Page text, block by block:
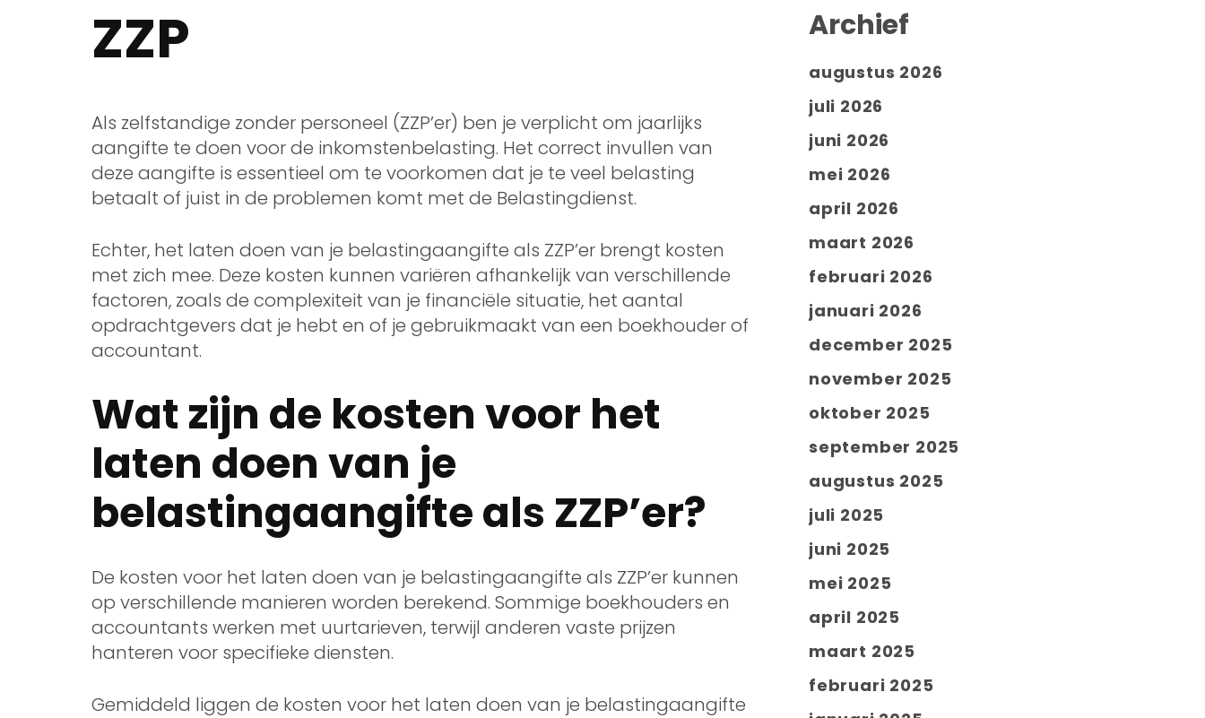
ZZP
Als zelfstandige zonder personeel (ZZP’er) ben je verplicht om jaarlijks
aangifte te doen voor de inkomstenbelasting. Het correct invullen van
deze aangifte is essentieel om te voorkomen dat je te veel belasting
betaalt of juist in de problemen komt met de Belastingdienst.
Echter, het laten doen van je belastingaangifte als ZZP’er brengt kosten
met zich mee. Deze kosten kunnen variëren afhankelijk van verschillende
factoren, zoals de complexiteit van je financiële situatie, het aantal
opdrachtgevers dat je hebt en of je gebruikmaakt van een boekhouder of
accountant.
Wat zijn de kosten voor het
laten doen van je
belastingaangifte als ZZP’er?
De kosten voor het laten doen van je belastingaangifte als ZZP’er kunnen
op verschillende manieren worden berekend. Sommige boekhouders en
accountants werken met uurtarieven, terwijl anderen vaste prijzen
hanteren voor specifieke diensten.
Gemiddeld liggen de kosten voor het laten doen van je belastingaangifte
Archief
augustus 2026
juli 2026
juni 2026
mei 2026
april 2026
maart 2026
februari 2026
januari 2026
december 2025
november 2025
oktober 2025
september 2025
augustus 2025
juli 2025
juni 2025
mei 2025
april 2025
maart 2025
februari 2025